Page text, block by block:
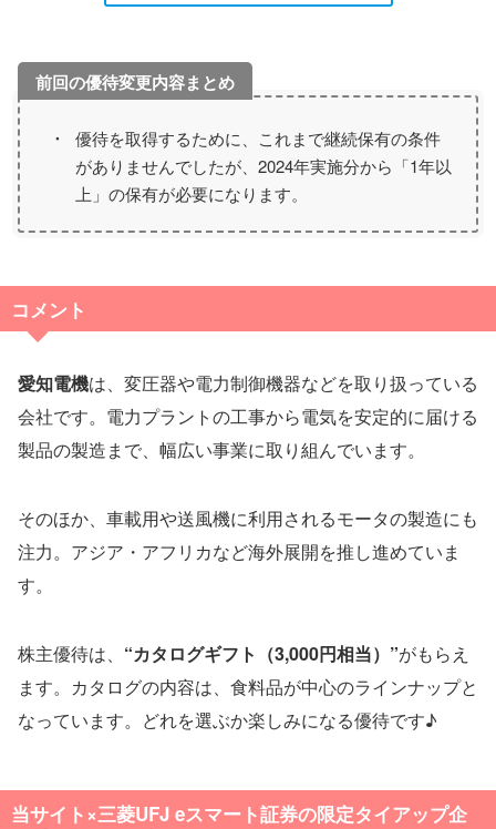
優待を取得するために、これまで継続保有の条件
がありませんでしたが、2024年実施分から「1年以
上」の保有が必要になります。
コメント
愛知電機は、変圧器や電力制御機器などを取り扱っている
会社です。電力プラントの工事から電気を安定的に届ける
製品の製造まで、幅広い事業に取り組んでいます。
そのほか、車載用や送風機に利用されるモータの製造にも
注力。アジア・アフリカなど海外展開を推し進めていま
す。
株主優待は、 “カタログギフト（3,000円相当）”がもらえ
ます。カタログの内容は、食料品が中心のラインナップと
なっています。どれを選ぶか楽しみになる優待です♪
当サイト×三菱UFJ eスマート証券の限定タイアップ企